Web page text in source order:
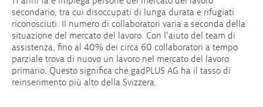
secondario, tra cui disoccupati di lunga durata e rifugiati
riconosciuti. Il numero di collaboratori varia a seconda della
situazione del mercato del lavoro. Con l’aiuto del team di
assistenza, fino al 40% dei circa 60 collaboratori a tempo
parziale trova di nuovo un lavoro nel mercato del lavoro
primario. Questo significa che gadPLUS AG ha il tasso di
reinserimento più alto della Svizzera.